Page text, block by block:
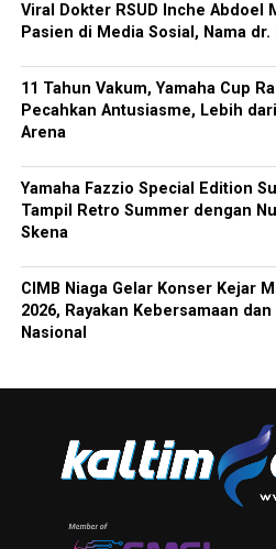
Viral Dokter RSUD Inche Abdoel
Pasien di Media Sosial, Nama
11 Tahun Vakum, Yamaha Cup
Pecahkan Antusiasme, Lebih
Arena
Yamaha Fazzio Special Edition
Tampil Retro Summer dengan
Skena
CIMB Niaga Gelar Konser Kejar
2026, Rayakan Kebersamaan
Nasional